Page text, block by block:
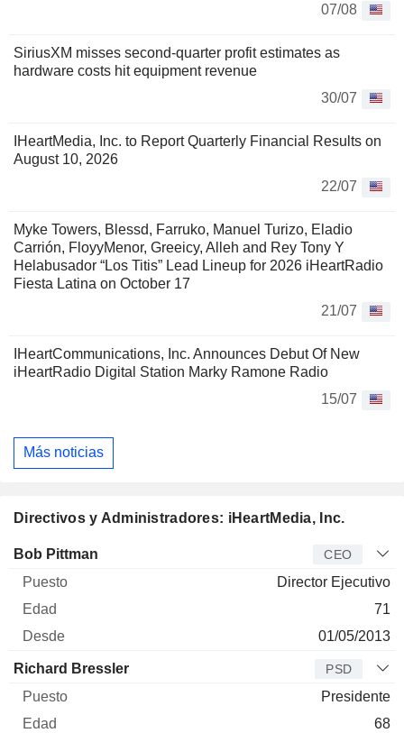
07/08
SiriusXM misses second-quarter profit estimates as
hardware costs hit equipment revenue
30/07
IHeartMedia, Inc. to Report Quarterly Financial Results on
August 10, 2026
22/07
Myke Towers, Blessd, Farruko, Manuel Turizo, Eladio
Carrión, FloyyMenor, Greeicy, Alleh and Rey Tony Y
Helabusador “Los Titis” Lead Lineup for 2026 iHeartRadio
Fiesta Latina on October 17
21/07
IHeartCommunications, Inc. Announces Debut Of New
iHeartRadio Digital Station Marky Ramone Radio
15/07
Más noticias
Directivos y Administradores: iHeartMedia, Inc.
Director Puesto
Bob Pittman CEO
Director Ejecutivo
71
01/05/2013
Richard Bressler PSD
Presidente
68